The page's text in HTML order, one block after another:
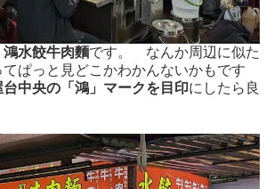
鴻水餃牛肉麵です。 なんか周辺に似た
ぱっと見どこかわかんないかもです
台中央の「鴻」マークを目印にしたら良